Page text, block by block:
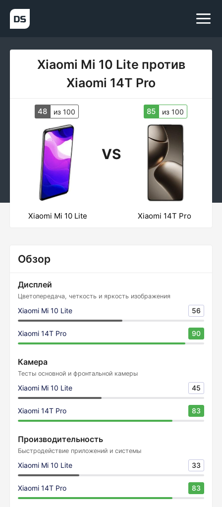
Xiaomi Mi 10 Lite против
Xiaomi 14T Pro
48 из 100
VS
85 из 100
Xiaomi Mi 10 Lite Xiaomi 14T Pro
Обзор
Дисплей
Цветопередача, четкость и яркость изображения
Xiaomi Mi 10 Lite 56
Xiaomi 14T Pro 90
Камера
Тесты основной и фронтальной камеры
Xiaomi Mi 10 Lite 45
Xiaomi 14T Pro 83
Производительность
Быстродействие приложений и системы
Xiaomi Mi 10 Lite 33
Xiaomi 14T Pro 83